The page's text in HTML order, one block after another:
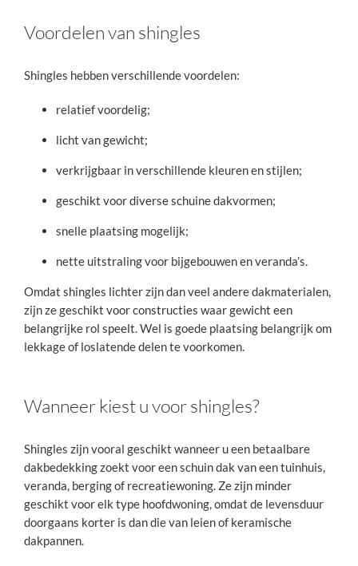
Voordelen van shingles
Shingles hebben verschillende voordelen:
relatief voordelig;
licht van gewicht;
verkrijgbaar in verschillende kleuren en stijlen;
geschikt voor diverse schuine dakvormen;
snelle plaatsing mogelijk;
nette uitstraling voor bijgebouwen en veranda’s.
Omdat shingles lichter zijn dan veel andere dakmaterialen,
zijn ze geschikt voor constructies waar gewicht een
belangrijke rol speelt. Wel is goede plaatsing belangrijk om
lekkage of loslatende delen te voorkomen.
Wanneer kiest u voor shingles?
Shingles zijn vooral geschikt wanneer u een betaalbare
dakbedekking zoekt voor een schuin dak van een tuinhuis,
veranda, berging of recreatiewoning. Ze zijn minder
geschikt voor elk type hoofdwoning, omdat de levensduur
doorgaans korter is dan die van leien of keramische
dakpannen.